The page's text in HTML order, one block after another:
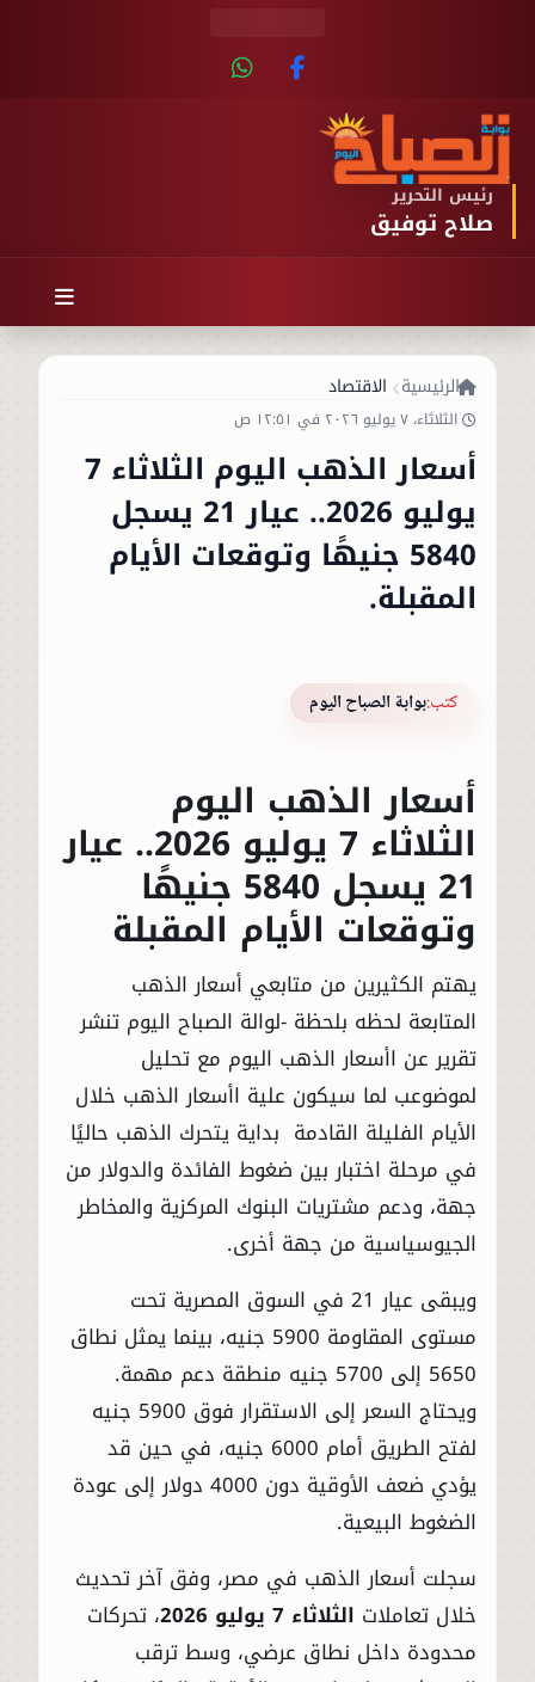
رئيس التحرير
صلاح توفيق
الرئيسية الاقتصاد
الثلاثاء، ٧ يوليو ٢٠٢٦ في ١٢:٥١ ص
أسعار الذهب اليوم الثلاثاء 7
يوليو 2026.. عيار 21 يسجل
5840 جنيهًا وتوقعات الأيام
المقبلة.
كتب:بوابة الصباح اليوم
أسعار الذهب اليوم
الثلاثاء 7 يوليو 2026.. عيار
21 يسجل 5840 جنيهًا
وتوقعات الأيام المقبلة
يهتم الكثيرين من متابعي أسعار الذهب
المتابعة لحظه بلحظة -لوالة الصباح اليوم تنشر
تقرير عن اأسعار الذهب اليوم مع تحليل
لموضوعب لما سيكون علية اأسعار الذهب خلال
الأيام الفليلة القادمة بداية يتحرك الذهب حاليًا
في مرحلة اختبار بين ضغوط الفائدة والدولار من
جهة، ودعم مشتريات البنوك المركزية والمخاطر
الجيوسياسية من جهة أخرى.
ويبقى عيار 21 في السوق المصرية تحت
مستوى المقاومة 5900 جنيه، بينما يمثل نطاق
5650 إلى 5700 جنيه منطقة دعم مهمة.
ويحتاج السعر إلى الاستقرار فوق 5900 جنيه
لفتح الطريق أمام 6000 جنيه، في حين قد
يؤدي ضعف الأوقية دون 4000 دولار إلى عودة
الضغوط البيعية.
سجلت أسعار الذهب في مصر، وفق آخر تحديث
خلال تعاملات الثلاثاء 7 يوليو 2026
، تحركات
محدودة داخل نطاق عرضي، وسط ترقب